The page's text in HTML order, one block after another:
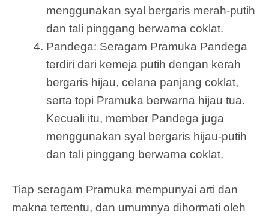
menggunakan syal bergaris merah-putih
dan tali pinggang berwarna coklat.
Pandega: Seragam Pramuka Pandega
terdiri dari kemeja putih dengan kerah
bergaris hijau, celana panjang coklat,
serta topi Pramuka berwarna hijau tua.
Kecuali itu, member Pandega juga
menggunakan syal bergaris hijau-putih
dan tali pinggang berwarna coklat.
Tiap seragam Pramuka mempunyai arti dan
makna tertentu, dan umumnya dihormati oleh